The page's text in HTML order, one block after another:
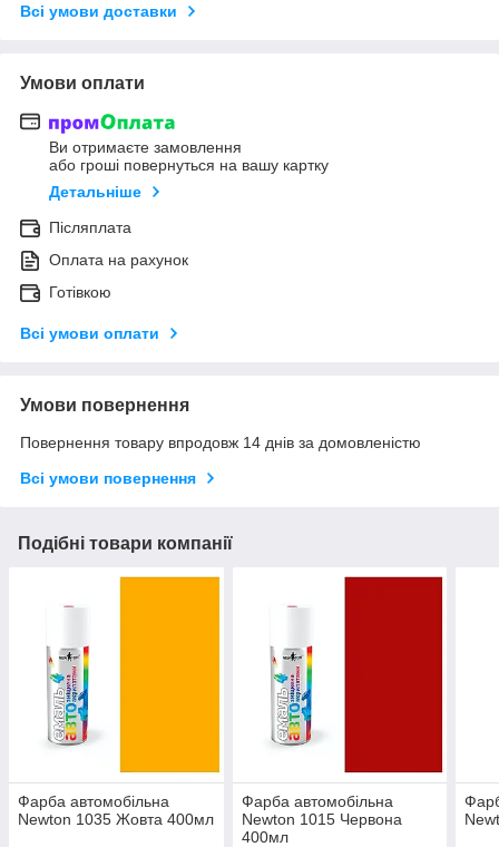
Всі умови доставки
Умови оплати
Ви отримаєте замовлення
або гроші повернуться на вашу картку
Детальніше
Післяплата
Оплата на рахунок
Готівкою
Всі умови оплати
Умови повернення
Повернення товару впродовж 14 днів за домовленістю
Всі умови повернення
Подібні товари компанії
Фарба автомобільна
Newton 1035 Жовта 400мл
Фарба автомобільна
Newton 1015 Червона
400мл